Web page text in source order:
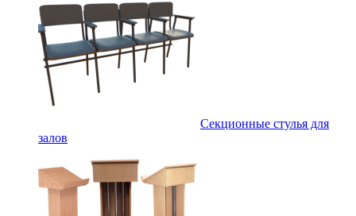
Секционные стулья для
залов